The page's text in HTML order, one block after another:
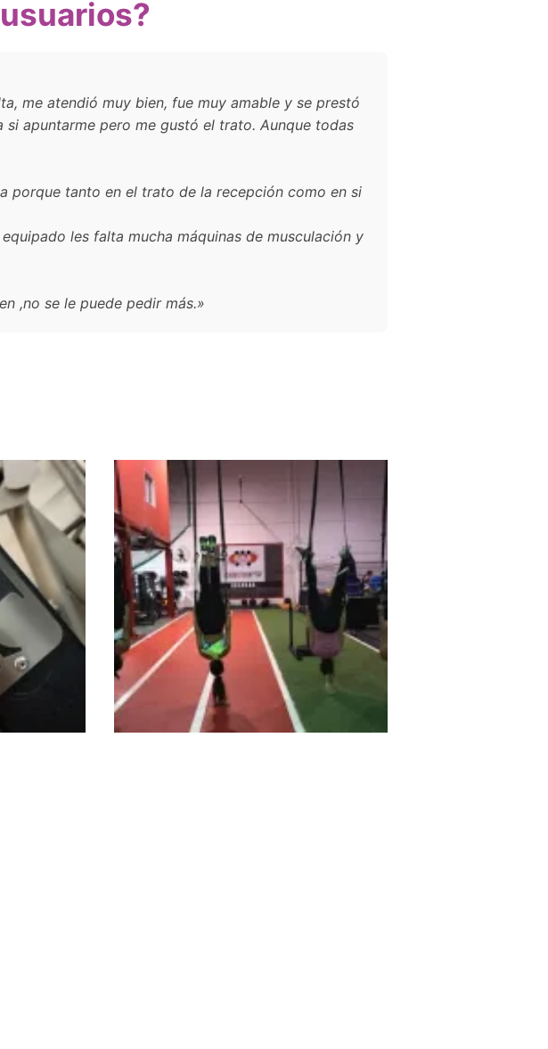
me atendió muy bien, fue muy amable y se prestó
apuntarme pero me gustó el trato. Aunque todas
porque tanto en el trato de la recepción como en si
les falta mucha máquinas de musculación y
,no se le puede pedir más.»